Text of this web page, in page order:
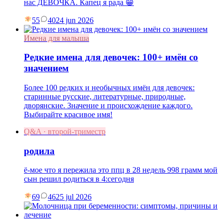
нас ДЕВОЧКА. Капец я рада 😁
55 4024 jun 2026
Имена для малыша
Редкие имена для девочек: 100+ имён со
значением
Более 100 редких и необычных имён для девочек:
старинные русские, литературные, природные,
дворянские. Значение и происхождение каждого.
Выбирайте красивое имя!
Q&A · второй-триместр
родила
ё-мое что я пережила это ппц в 28 недель 998 грамм мой
сын решил родиться в 4:сегодня
69 4625 jul 2026